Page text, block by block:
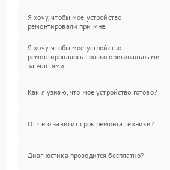
Я хочу, чтобы мое устройство
ремонтировали при мне.
Я хочу, чтобы мое устройство
ремонтировалось только оригинальными
запчастями.
Как я узнаю, что мое устройство готово?
От чего зависит срок ремонта техники?
Диагностика проводится бесплатно?